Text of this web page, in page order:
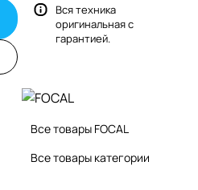
Вся техника
оригинальная с
гарантией.
Все товары FOCAL
Все товары категории